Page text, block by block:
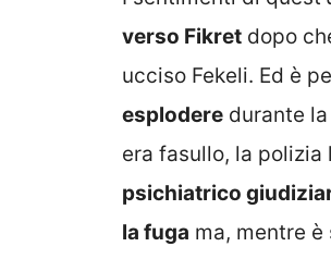
verso Fikret dopo
ucciso Fekeli. Ed è
esplodere durante
era fasullo, la
psichiatrico
la fuga ma, mentre